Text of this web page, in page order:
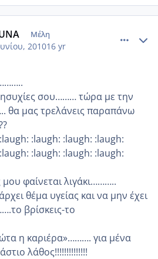
Μέλη
201016 yr
σου……… τώρα με την
μας τρελάνεις παραπάνω
:laugh: :laugh: :laugh:
:laugh: :laugh: :laugh:
φαίνεται λιγάκι………..
θέμα υγείας και να μην έχει
βρίσκεις-το
η καριέρα»………. για μένα
λάθος!!!!!!!!!!!!!!